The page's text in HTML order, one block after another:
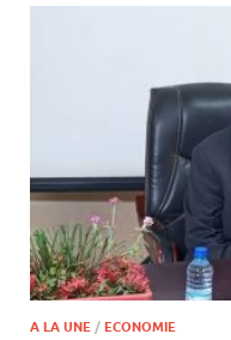
A LA UNE / ECONOMIE